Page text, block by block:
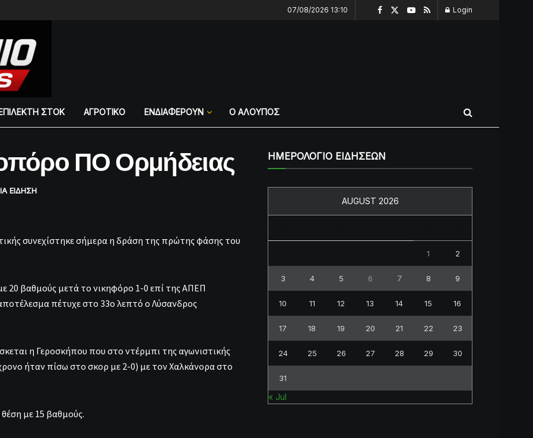
07/08/2026 13:10 Login
ΣΤΟΚ ΑΓΡΟΤΙΚΟ ΕΝΔΙΑΦΕΡΟΥΝ Ο ΑΛΟΥΠΟΣ
ΠΟ Ορμήδειας
ΕΙΔΗΣΗ
συνεχίστηκε σήμερα η δράση της πρώτης φάσης του
20 βαθμούς μετά το νικηφόρο 1-0 επί της ΑΠΕΠ
πέτυχε στο 33ο λεπτό ο Λύσανδρος
η Γεροσκήπου που στο ντέρμπι της αγωνιστικής
ήταν πίσω στο σκορ με 2-0) με τον Χαλκάνορα στο
με 15 βαθμούς.
ΗΜΕΡΟΛΟΓΙΟ ΕΙΔΗΣΕΩΝ
AUGUST 2026
1 2
3 4 5 6 7 8 9
10 11 12 13 14 15 16
17 18 19 20 21 22 23
24 25 26 27 28 29 30
31
« Jul